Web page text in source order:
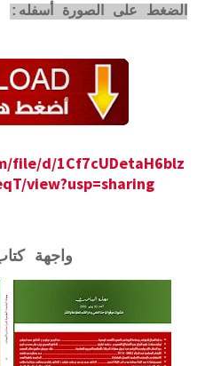
الضغط على الصورة أسفله:
file/d/1Cf7cUDetaH6blz
view?usp=sharing
واجهة